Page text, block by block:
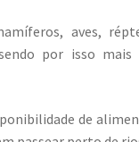
aves,
por isso
de